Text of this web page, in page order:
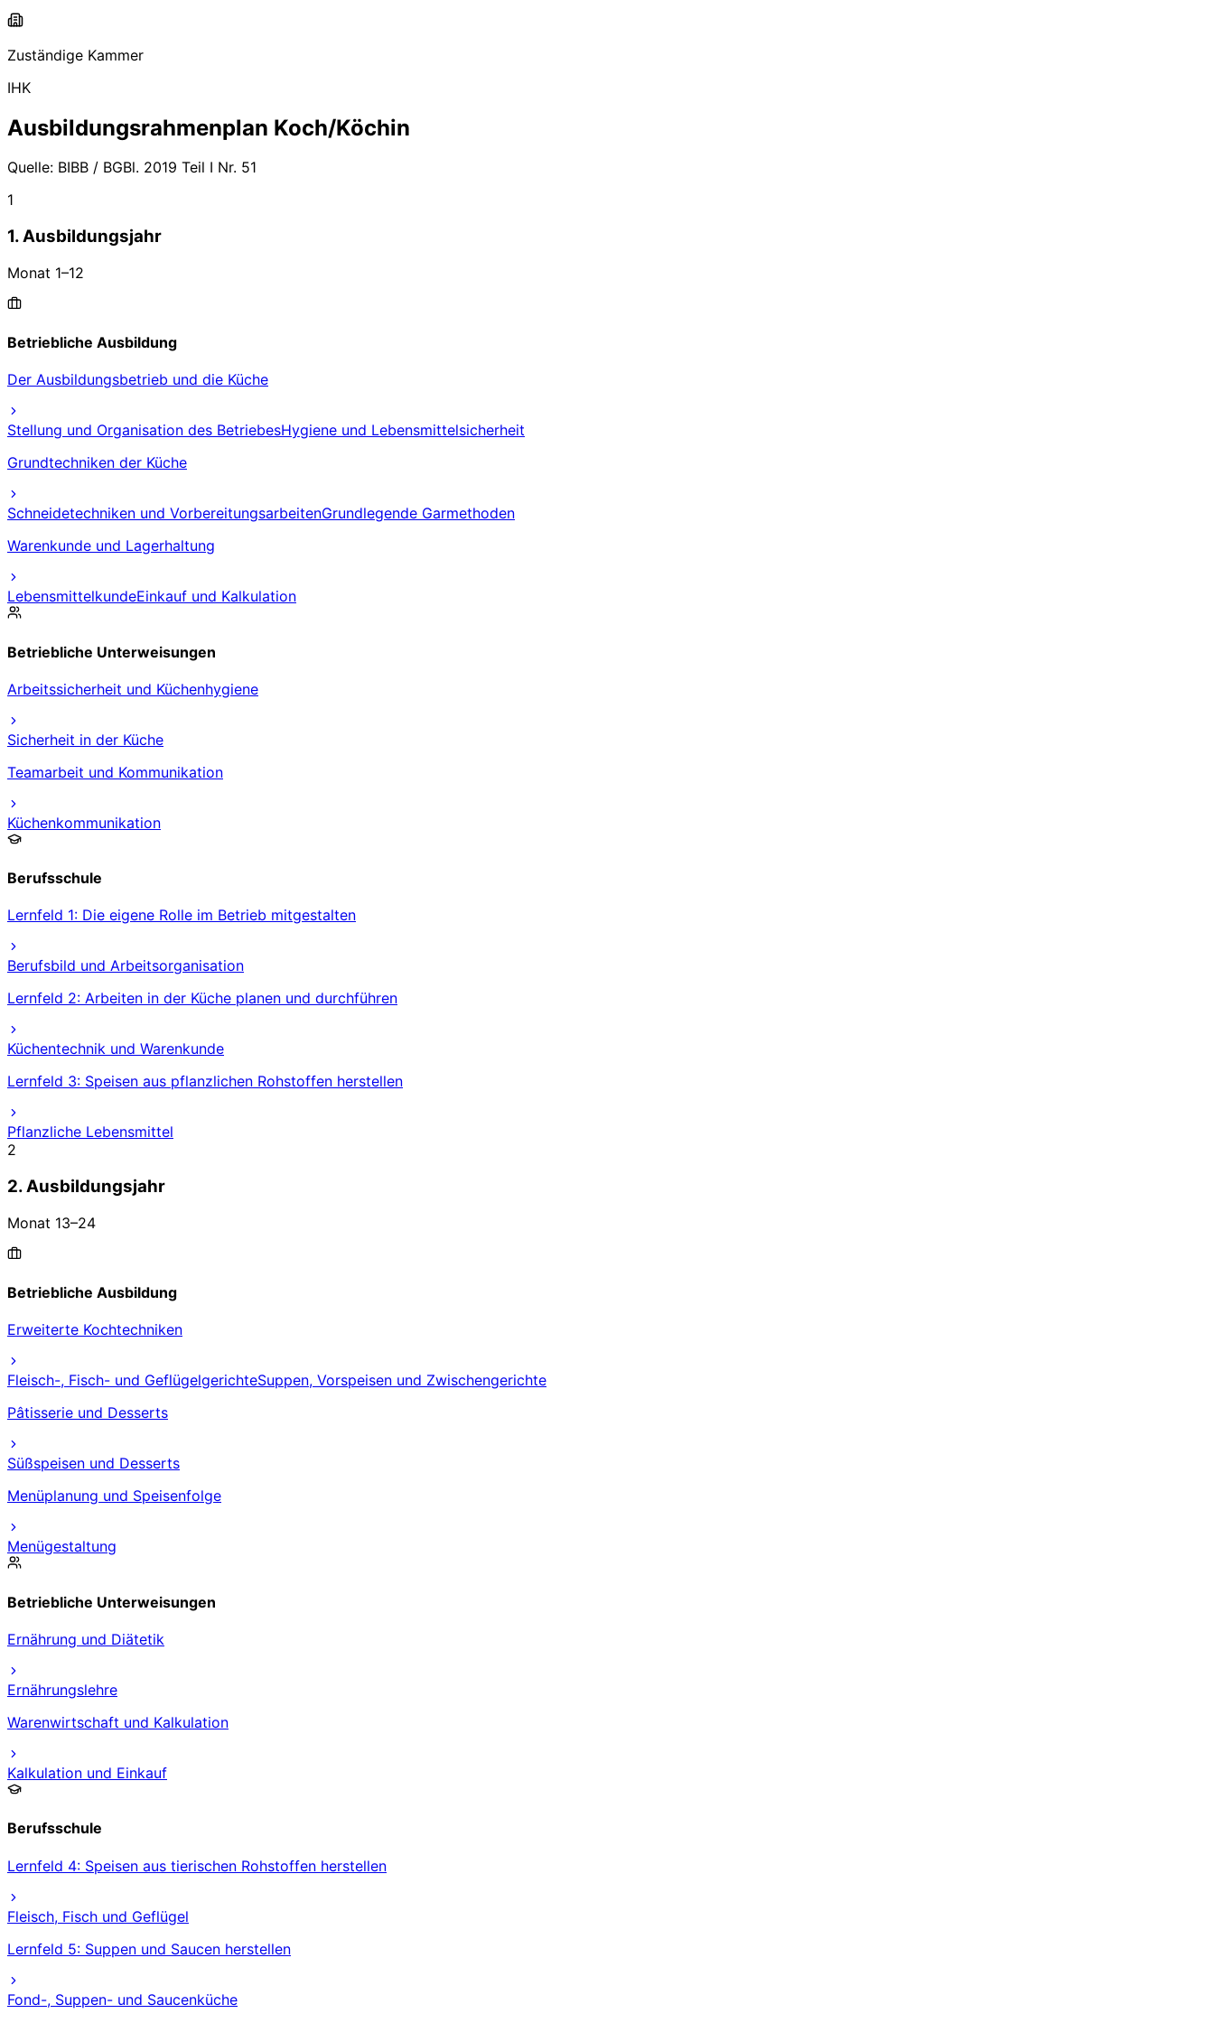
Zuständige Kammer
IHK
Ausbildungsrahmenplan Koch/Köchin
Quelle: BIBB / BGBl. 2019 Teil I Nr. 51
1
1. Ausbildungsjahr
Monat 1–12
Betriebliche Ausbildung
Der Ausbildungsbetrieb und die Küche
Stellung und Organisation des BetriebesHygiene und Lebensmittelsicherheit
Grundtechniken der Küche
Schneidetechniken und VorbereitungsarbeitenGrundlegende Garmethoden
Warenkunde und Lagerhaltung
LebensmittelkundeEinkauf und Kalkulation
Betriebliche Unterweisungen
Arbeitssicherheit und Küchenhygiene
Sicherheit in der Küche
Teamarbeit und Kommunikation
Küchenkommunikation
Berufsschule
Lernfeld 1: Die eigene Rolle im Betrieb mitgestalten
Berufsbild und Arbeitsorganisation
Lernfeld 2: Arbeiten in der Küche planen und durchführen
Küchentechnik und Warenkunde
Lernfeld 3: Speisen aus pflanzlichen Rohstoffen herstellen
Pflanzliche Lebensmittel
2
2. Ausbildungsjahr
Monat 13–24
Betriebliche Ausbildung
Erweiterte Kochtechniken
Fleisch-, Fisch- und GeflügelgerichteSuppen, Vorspeisen und Zwischengerichte
Pâtisserie und Desserts
Süßspeisen und Desserts
Menüplanung und Speisenfolge
Menügestaltung
Betriebliche Unterweisungen
Ernährung und Diätetik
Ernährungslehre
Warenwirtschaft und Kalkulation
Kalkulation und Einkauf
Berufsschule
Lernfeld 4: Speisen aus tierischen Rohstoffen herstellen
Fleisch, Fisch und Geflügel
Lernfeld 5: Suppen und Saucen herstellen
Fond-, Suppen- und Saucenküche